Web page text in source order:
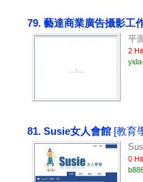
79. 藝達商業廣告攝影工
平
2 Hit
81. Susie女人會館 [教育
0 Hit